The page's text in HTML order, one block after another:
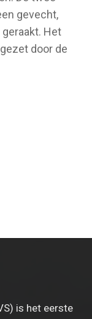
gevecht,
Het
door de
is het eerste